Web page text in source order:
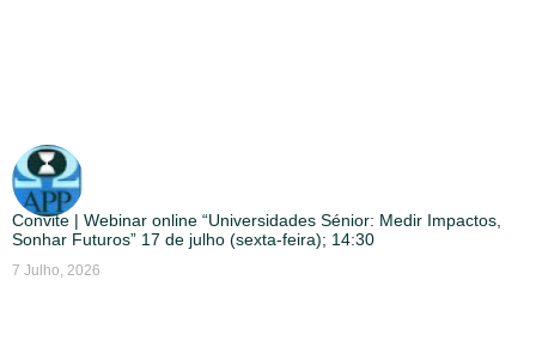
Convite | Webinar online “Universidades Sénior: Medir Impactos,
Sonhar Futuros” 17 de julho (sexta-feira); 14:30
7 Julho, 2026